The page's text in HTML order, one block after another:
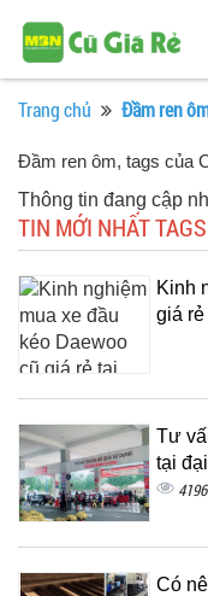
Trang chủ Đầm ren
Đầm ren ôm, tags của
Thông tin đang cập
TIN MỚI NHẤT
Kinh
giá
Tư
tại
4196
Có